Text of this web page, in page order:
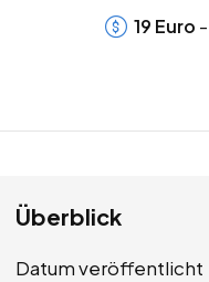
19 Euro -
Überblick
Datum veröffentlicht